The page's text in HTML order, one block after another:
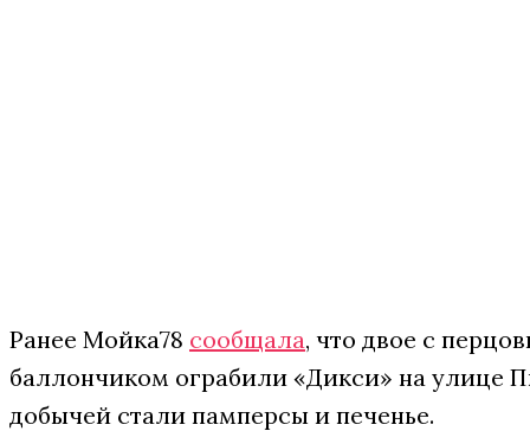
Ранее Мойка78 сообщала, что двое с
баллончиком ограбили «Дикси» на улице
добычей стали памперсы и печенье.